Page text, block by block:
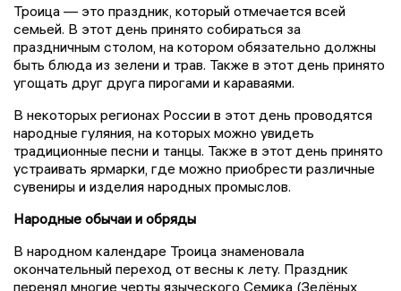
Троица — это праздник, который отмечается всей
семьей. В этот день принято собираться за
праздничным столом, на котором обязательно должны
быть блюда из зелени и трав. Также в этот день принято
угощать друг друга пирогами и караваями.
В некоторых регионах России в этот день проводятся
народные гуляния, на которых можно увидеть
традиционные песни и танцы. Также в этот день принято
устраивать ярмарки, где можно приобрести различные
сувениры и изделия народных промыслов.
Народные обычаи и обряды
В народном календаре Троица знаменовала
окончательный переход от весны к лету. Праздник
перенял многие черты языческого Семика (Зелёных